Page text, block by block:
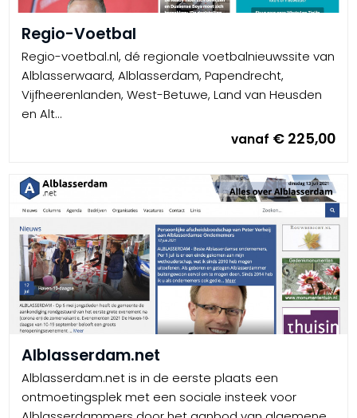
Regio-Voetbal
Regio-voetbal.nl, dé regionale voetbalnieuwssite van
Alblasserwaard, Alblasserdam, Papendrecht,
Vijfheerenlanden, West-Betuwe, Land van Heusden
en Alt...
vanaf € 225,00
Alblasserdam.net
Alblasserdam.net is in de eerste plaats een
ontmoetingsplek met een sociale insteek voor